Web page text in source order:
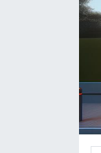
Haber Arşivi